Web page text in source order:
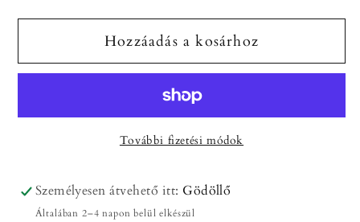
small
MAGNET
mennyiségének
csökkentése
small
bird
MAGNET
Kézzel
kismadár
mennyiségének
növelése
Hozzáadás a kosárhoz
További fizetési módok
Személyesen átvehető itt: Gödöllő
Általában 2–4 napon belül elkészül